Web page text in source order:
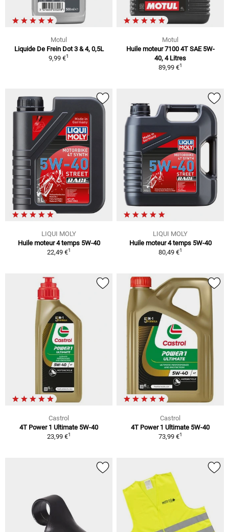
Motul
Liquide De Frein Dot 3 & 4, 0,5L
9,99 €1
Motul
Huile moteur 7100 4T SAE 5W-
40, 4 Litres
89,99 €1
LIQUI MOLY
Huile moteur 4 temps 5W-40
22,49 €1
LIQUI MOLY
Huile moteur 4 temps 5W-40
80,49 €1
Castrol
4T Power 1 Ultimate 5W-40
23,99 €1
Castrol
4T Power 1 Ultimate 5W-40
73,99 €1